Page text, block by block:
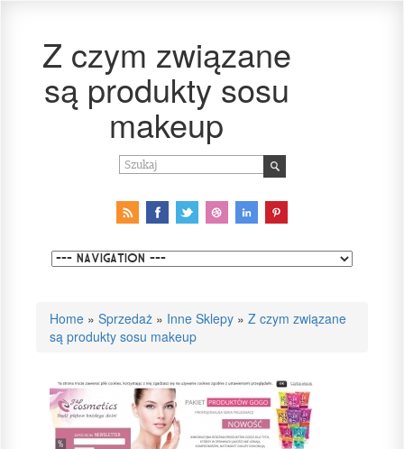
Z czym związane
są produkty sosu
makeup
Home » Sprzedaż » Inne Sklepy » Z czym związane
są produkty sosu makeup